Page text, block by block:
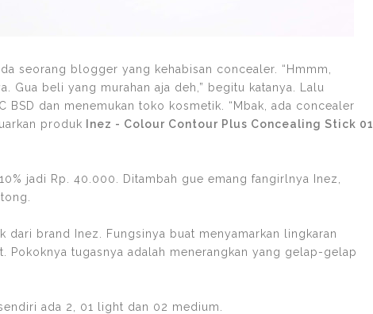
seorang blogger yang kehabisan concealer. “Hmmm,
Gua beli yang murahan aja deh,” begitu katanya. Lalu
dan menemukan toko kosmetik. “Mbak, ada concealer
produk Inez - Colour Contour Plus Concealing Stick 01
jadi Rp. 40.000. Ditambah gue emang fangirlnya Inez,
dari brand Inez. Fungsinya buat menyamarkan lingkaran
Pokoknya tugasnya adalah menerangkan yang gelap-gelap
ada 2, 01 light dan 02 medium.